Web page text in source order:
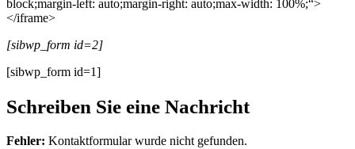
block;margin-left: auto;margin-right: auto;max-width: 100%;“>
</iframe>
[sibwp_form id=2]
[sibwp_form id=1]
Schreiben Sie eine Nachricht
Fehler: Kontaktformular wurde nicht gefunden.